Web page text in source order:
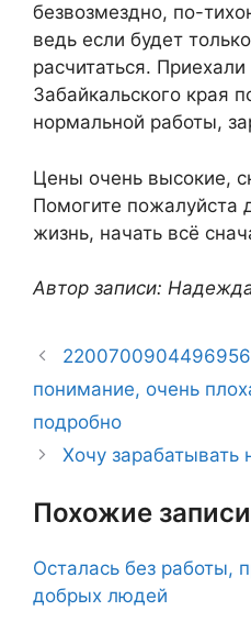
безвозмездно, по-
ведь если будет
расчитаться.
Забайкальского края
нормальной работы,
Цены очень высокие,
Помогите пожалуйста
жизнь, начать всё
Автор записи:
понимание, очень
подробно
Хочу зарабатывать
Похожие
Осталась без работы,
добрых людей